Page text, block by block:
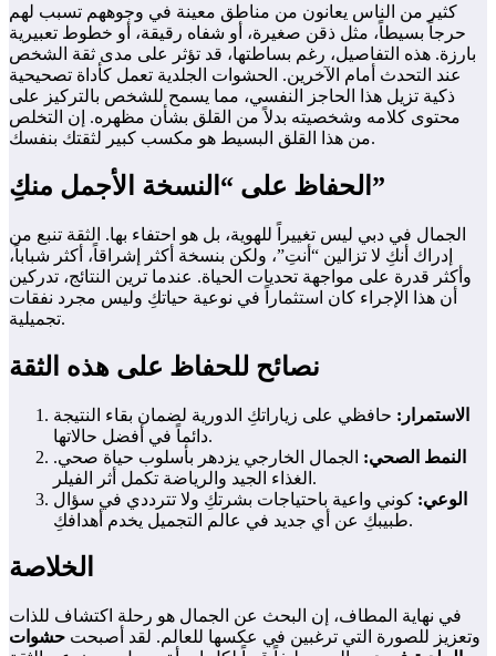
كثير من الناس يعانون من مناطق معينة في وجوههم تسبب لهم
حرجاً بسيطاً، مثل ذقن صغيرة، أو شفاه رقيقة، أو خطوط تعبيرية
بارزة. هذه التفاصيل، رغم بساطتها، قد تؤثر على مدى ثقة الشخص
عند التحدث أمام الآخرين. الحشوات الجلدية تعمل كأداة تصحيحية
ذكية تزيل هذا الحاجز النفسي، مما يسمح للشخص بالتركيز على
محتوى كلامه وشخصيته بدلاً من القلق بشأن مظهره. إن التخلص
من هذا القلق البسيط هو مكسب كبير لثقتك بنفسك.
الحفاظ على “النسخة الأجمل منكِ”
الجمال في دبي ليس تغييراً للهوية، بل هو احتفاء بها. الثقة تنبع من
إدراك أنكِ لا تزالين “أنتِ”، ولكن بنسخة أكثر إشراقاً، أكثر شباباً،
وأكثر قدرة على مواجهة تحديات الحياة. عندما ترين النتائج، تدركين
أن هذا الإجراء كان استثماراً في نوعية حياتكِ وليس مجرد نفقات
تجميلية.
نصائح للحفاظ على هذه الثقة
الاستمرار: حافظي على زياراتكِ الدورية لضمان بقاء النتيجة
دائماً في أفضل حالاتها.
النمط الصحي: الجمال الخارجي يزدهر بأسلوب حياة صحي.
الغذاء الجيد والرياضة تكمل أثر الفيلر.
الوعي: كوني واعية باحتياجات بشرتكِ ولا تترددي في سؤال
طبيبكِ عن أي جديد في عالم التجميل يخدم أهدافكِ.
الخلاصة
في نهاية المطاف، إن البحث عن الجمال هو رحلة اكتشاف للذات
وتعزيز للصورة التي ترغبين في عكسها للعالم. لقد أصبحت حشوات